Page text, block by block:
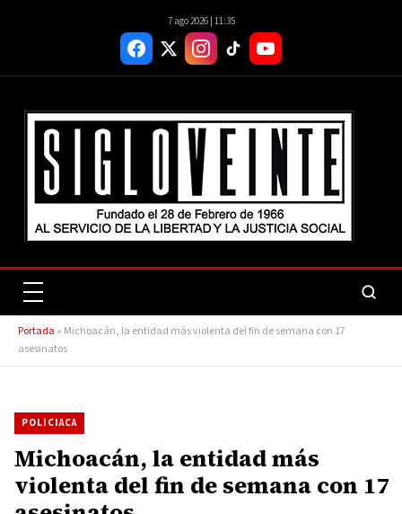
7 ago 2026 | 11:35
Portada » Michoacán, la entidad más violenta del fin de semana con 17
asesinatos
POLICIACA
Michoacán, la entidad más
violenta del fin de semana con 17